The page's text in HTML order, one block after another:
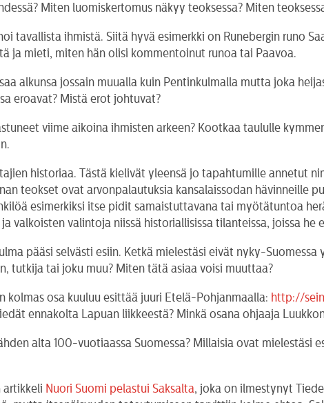
Miten luomiskertomus näkyy teoksessa? Miten
tavallista ihmistä. Siitä hyvä esimerkki on Runebergin runo
ja mieti, miten hän olisi kommentoinut runoa tai Paavoa.
alkunsa jossain muualla kuin Pentinkulmalla mutta joka
eroavat? Mistä erot johtuvat?
viime aikoina ihmisten arkeen? Kootkaa taululle
historiaa. Tästä kielivät yleensä jo tapahtumille annetut
teokset ovat arvonpalautuksia kansalaissodan hävinneille
esimerkiksi itse pidit samaistuttavana tai myötätuntoa
valkoisten valintoja niissä historiallisissa tilanteissa, joissa he
pääsi selvästi esiin. Ketkä mielestäsi eivät nyky-Suomessa
tutkija tai joku muu? Miten tätä asiaa voisi muuttaa?
kolmas osa kuuluu esittää juuri Etelä-Pohjanmaalla: http://
ennakolta Lapuan liikkeestä? Minkä osana ohjaaja
alta 100-vuotiaassa Suomessa? Millaisia ovat mielestäsi
artikkeli Nuori Suomi pelastui Saksalta, joka on ilmestynyt